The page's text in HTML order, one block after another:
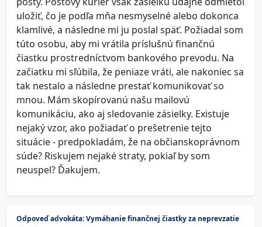
uložiť, čo je podľa mňa nesmyselné alebo dokonca
klamlivé, a následne mi ju poslal späť. Požiadal som
túto osobu, aby mi vrátila príslušnú finančnú
čiastku prostredníctvom bankového prevodu. Na
začiatku mi sľúbila, že peniaze vráti, ale nakoniec sa
tak nestalo a následne prestať komunikovať so
mnou. Mám skopírovanú našu mailovú
komunikáciu, ako aj sledovanie zásielky. Existuje
nejaký vzor, ako požiadať o prešetrenie tejto
situácie - predpokladám, že na občianskoprávnom
súde? Riskujem nejaké straty, pokiaľ by som
neuspel? Ďakujem.
Odpoveď advokáta: Vymáhanie finančnej čiastky za neprevzatie